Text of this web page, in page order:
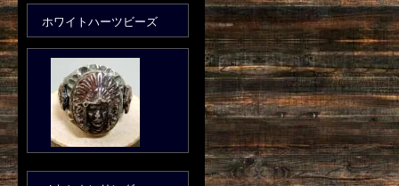
ホワイトハーツビーズ